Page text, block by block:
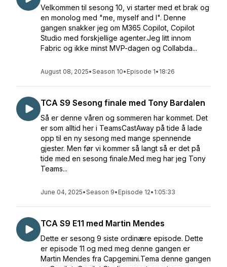
Velkommen til sesong 10, vi starter med et brak og
en monolog med "me, myself and I". Denne
gangen snakker jeg om M365 Copilot, Copilot
Studio med forskjellige agenter.Jeg litt innom
Fabric og ikke minst MVP-dagen og Collabda...
August 08, 2025•Season 10• Episode 1• 18:26
TCA S9 Sesong finale med Tony Bardalen
Så er denne våren og sommeren har kommet. Det
er som alltid her i TeamsCastAway på tide å lade
opp til en ny sesong med mange spennende
gjester. Men før vi kommer så langt så er det på
tide med en sesong finale.Med meg har jeg Tony
Teams...
June 04, 2025•Season 9• Episode 12• 1:05:33
TCA S9 E11 med Martin Mendes
Dette er sesong 9 siste ordinære episode. Dette
er episode 11 og med meg denne gangen er
Martin Mendes fra Capgemini.Tema denne gangen